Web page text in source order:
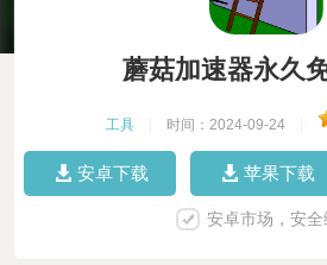
蘑菇加速器永久
工具 时间：2024-09-24
安卓下载 苹果下载
安卓市场，安全